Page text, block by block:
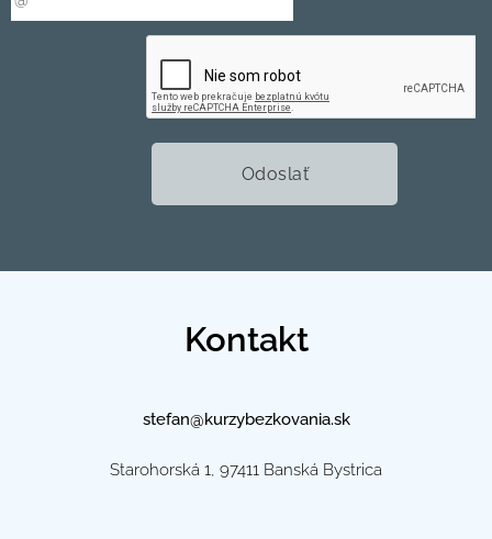
Odoslať
Kontakt
stefan@kurzybezkovania.sk
Starohorská 1, 97411 Banská Bystrica